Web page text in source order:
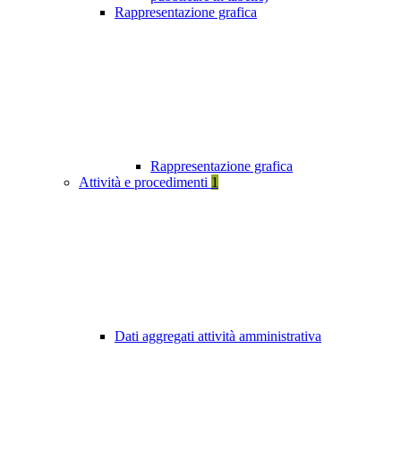
Rappresentazione grafica
Rappresentazione grafica
Attività e procedimenti 1
Dati aggregati attività amministrativa